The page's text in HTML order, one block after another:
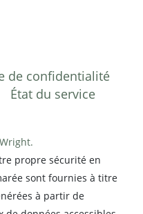
de confidentialité
État du service
propre sécurité en
sont fournies à titre
à partir de